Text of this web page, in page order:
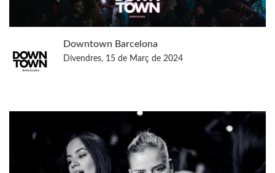
Downtown Barcelona
Divendres, 15 de Març de 2024